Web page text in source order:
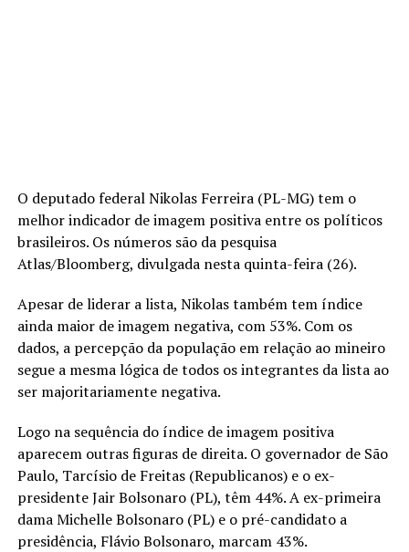
O deputado federal Nikolas Ferreira (PL-MG) tem o
melhor indicador de imagem positiva entre os políticos
brasileiros. Os números são da pesquisa
Atlas/Bloomberg, divulgada nesta quinta-feira (26).
Apesar de liderar a lista, Nikolas também tem índice
ainda maior de imagem negativa, com 53%. Com os
dados, a percepção da população em relação ao mineiro
segue a mesma lógica de todos os integrantes da lista ao
ser majoritariamente negativa.
Logo na sequência do índice de imagem positiva
aparecem outras figuras de direita. O governador de São
Paulo, Tarcísio de Freitas (Republicanos) e o ex-
presidente Jair Bolsonaro (PL), têm 44%. A ex-primeira
dama Michelle Bolsonaro (PL) e o pré-candidato a
presidência, Flávio Bolsonaro, marcam 43%.